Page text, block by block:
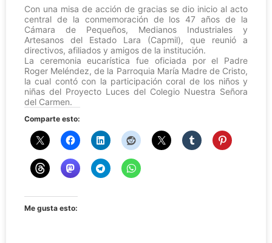
Con una misa de acción de gracias se dio inicio al acto
central de la conmemoración de los 47 años de la
Cámara de Pequeños, Medianos Industriales y
Artesanos del Estado Lara (Capmil), que reunió a
directivos, afiliados y amigos de la institución.
La ceremonia eucarística fue oficiada por el Padre
Roger Meléndez, de la Parroquia María Madre de Cristo,
la cual contó con la participación coral de los niños y
niñas del Proyecto Luces del Colegio Nuestra Señora
del Carmen.
Comparte esto:
Me gusta esto: